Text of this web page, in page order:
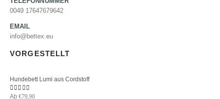
0049 17647679642
EMAIL
info@bettex.eu
VORGESTELLT
Hundebett Lumi aus Cordstoff
5.00von 5
Ab €79,90